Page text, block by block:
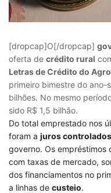
[dropcap]O[/dropcap]
oferta de crédito rural
Letras de Crédito do
primeiro bimestre do ano-
bilhões. No mesmo
sido R$ 1,5 bilhão.
Do total emprestado nos
foram a juros controlados
governo. Os empréstimos
com taxas de mercado,
dos financiamentos no
a linhas de custeio.